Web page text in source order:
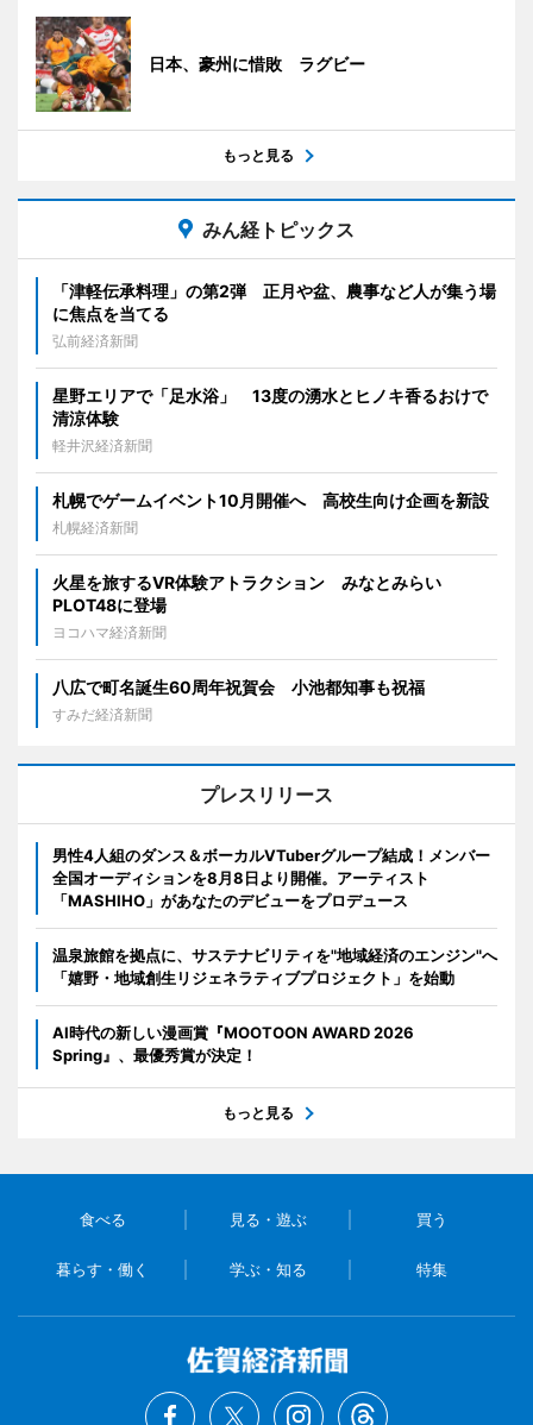
日本、豪州に惜敗 ラグビー
もっと見る
みん経トピックス
「津軽伝承料理」の第2弾 正月や盆、農事など人が集う場
に焦点を当てる
弘前経済新聞
星野エリアで「足水浴」 13度の湧水とヒノキ香るおけで
清涼体験
軽井沢経済新聞
札幌でゲームイベント10月開催へ 高校生向け企画を新設
札幌経済新聞
火星を旅するVR体験アトラクション みなとみらい
PLOT48に登場
ヨコハマ経済新聞
八広で町名誕生60周年祝賀会 小池都知事も祝福
すみだ経済新聞
プレスリリース
男性4人組のダンス＆ボーカルVTuberグループ結成！メンバー
全国オーディションを8月8日より開催。アーティスト
「MASHIHO」があなたのデビューをプロデュース
温泉旅館を拠点に、サステナビリティを"地域経済のエンジン"へ
「嬉野・地域創生リジェネラティブプロジェクト」を始動
AI時代の新しい漫画賞『MOOTOON AWARD 2026
Spring』、最優秀賞が決定！
もっと見る
食べる 見る・遊ぶ 買う
暮らす・働く 学ぶ・知る 特集